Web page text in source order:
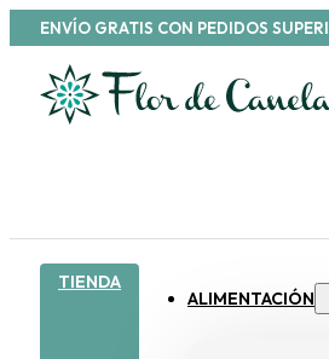
ENVÍO GRATIS CON PEDIDOS
TIENDA
ALIMENTACIÓN